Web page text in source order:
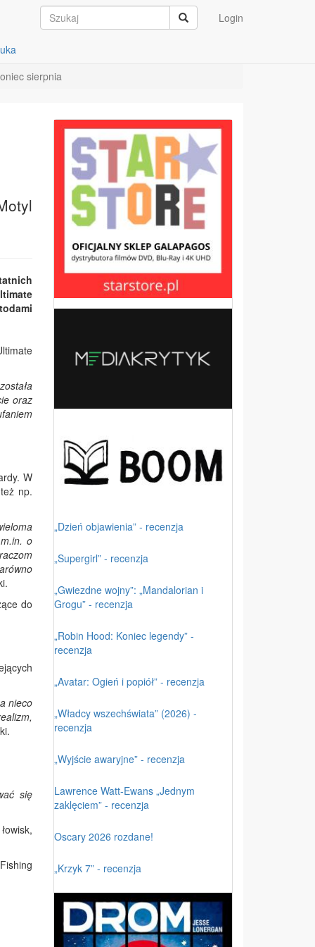
Login
sierpnia
oraz
W
np.
o
do
nieco
się
„Dzień objawienia” - recenzja
„Supergirl” - recenzja
„Gwiezdne wojny”: „Mandalorian i
Grogu” - recenzja
„Robin Hood: Koniec legendy” -
recenzja
„Avatar: Ogień i popiół” - recenzja
„Władcy wszechświata” (2026) -
recenzja
„Wyjście awaryjne” - recenzja
Lawrence Watt-Ewans „Jednym
zaklęciem” - recenzja
Oscary 2026 rozdane!
„Krzyk 7” - recenzja